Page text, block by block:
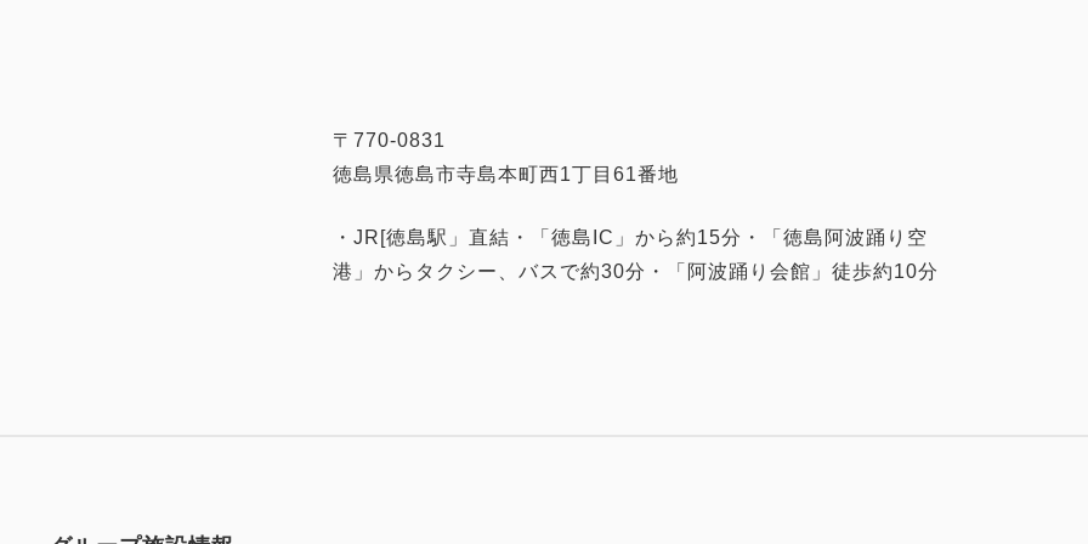
〒770-0831
徳島県徳島市寺島本町西1丁目61番地
・JR[徳島駅」直結・「徳島IC」から約15分・「徳島阿波踊り空
港」からタクシー、バスで約30分・「阿波踊り会館」徒歩約10分